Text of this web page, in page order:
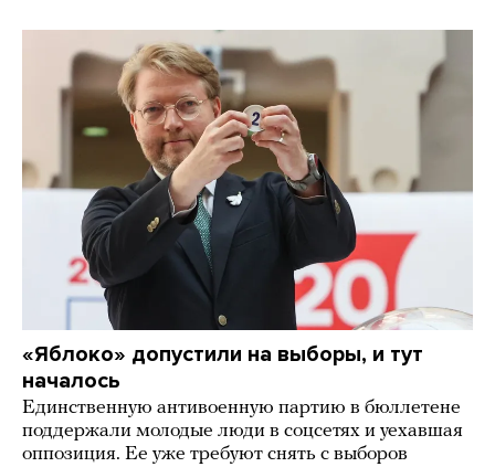
«Яблоко» допустили на выборы, и тут
началось
Единственную антивоенную партию в бюллетене
поддержали молодые люди в соцсетях и уехавшая
оппозиция. Ее уже требуют снять с выборов